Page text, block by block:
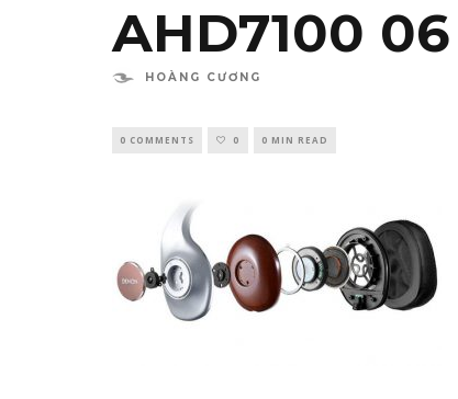
AHD7100 06
HOÀNG CƯƠNG
0 COMMENTS 0 0 MIN READ